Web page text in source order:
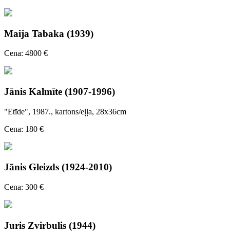
Maija Tabaka (1939)
Cena: 4800 €
Jānis Kalmīte (1907-1996)
"Etīde", 1987., kartons/eļļa, 28x36cm
Cena: 180 €
Jānis Gleizds (1924-2010)
Cena: 300 €
Juris Zvirbulis (1944)